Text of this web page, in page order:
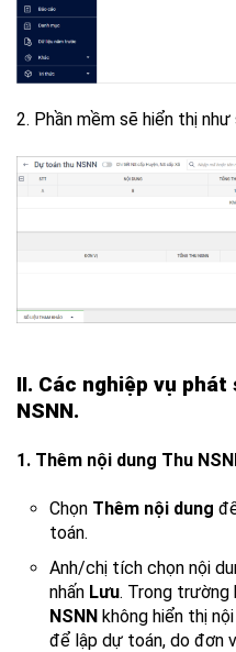
2. Phần mềm sẽ hiển thị như
II. Các nghiệp vụ
NSNN.
1. Thêm nội dung Thu
Chọn Thêm nội dung
toán.
Anh/chị tích chọn nội
nhấn Lưu. Trong trường
NSNN không hiển thị
để lập dự toán, do đơn